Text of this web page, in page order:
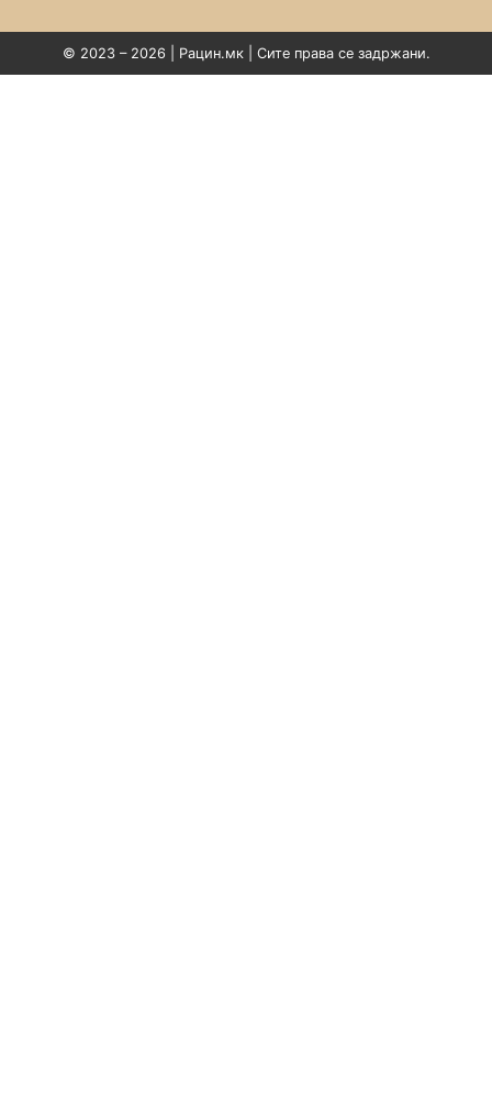
© 2023 – 2026 | Рацин.мк | Сите права се задржани.